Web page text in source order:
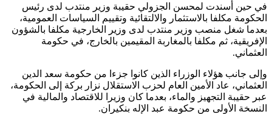
في حين أسندت لمحسن الجزولي حقيبة وزير منتدب لدى رئيس
الحكومة مكلفا بالاستثمار والالتقائية وتقييم السياسات العمومية،
بعدما شغل منصب وزير منتدب لدى وزير الخارجية مكلفا بالشؤون
الإفريقية، ثم مكلفا بالمغاربة المقيمين بالخارج، في حكومة
العثماني.
وإلى جانب هؤلاء الوزراء الذين كانوا جزءا من حكومة سعد الدين
العثماني، عاد الأمين العام لحزب الاستقلال نزار بركة إلى الحكومة،
عبر حقيبة التجهيز والماء، بعدما كان وزيرا للاقتصاد والمالية في
النسخة الأولى من حكومة عبد الإله بنكيران.